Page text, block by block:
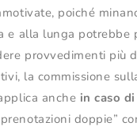
poiché
e alla lunga potrebbe
provvedimenti più
la commissione
anche in caso di
doppie”